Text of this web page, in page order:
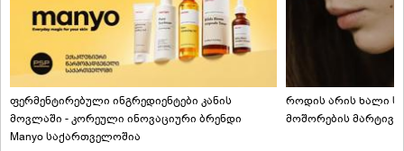
ფერმენტირებული ინგრედიენტები კანის
მოვლაში - კორეული ინოვაციური ბრენდი
Manyo საქართველოშია
როდის არის ხალი
მოშორების